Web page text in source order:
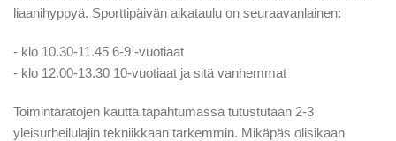
liaanihyppyä. Sporttipäivän aikataulu on seuraavanlainen:
- klo 10.30-11.45 6-9 -vuotiaat
- klo 12.00-13.30 10-vuotiaat ja sitä vanhemmat
Toimintaratojen kautta tapahtumassa tutustutaan 2-3
yleisurheilulajin tekniikkaan tarkemmin. Mikäpäs olisikaan